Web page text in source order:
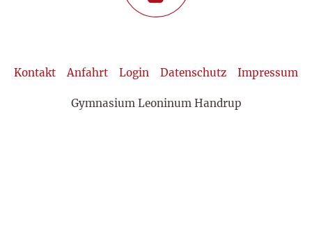
Kontakt Anfahrt Login Datenschutz Impressum
Gymnasium Leoninum Handrup